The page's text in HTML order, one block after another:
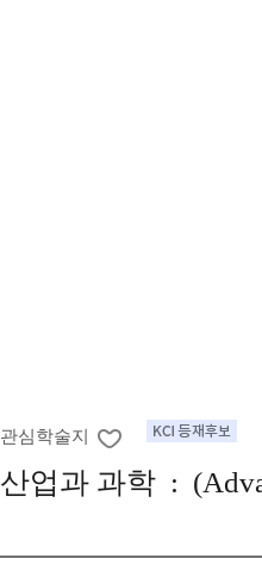
관심학술지
산업과 과학 :